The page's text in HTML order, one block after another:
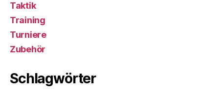
Taktik
Training
Turniere
Zubehör
Schlagwörter